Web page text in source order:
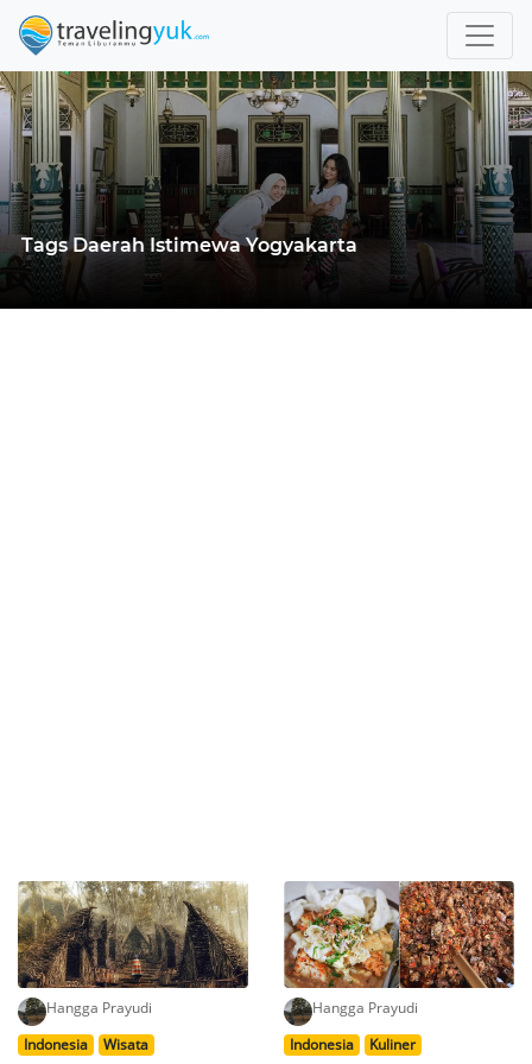
Tags Daerah Istimewa Yogyakarta
Hangga Prayudi
Indonesia
Wisata
Hangga Prayudi
Indonesia
Kuliner